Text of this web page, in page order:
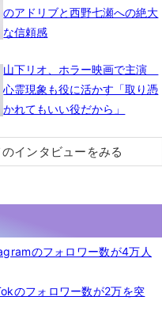
のアドリブと西野七瀬への絶大
な信頼感
山下リオ、ホラー映画で主演
心霊現象も役に活かす「取り憑
かれてもいい役だから」
インタビューをみる
のフォロワー数が4万人
のフォロワー数が2万を突